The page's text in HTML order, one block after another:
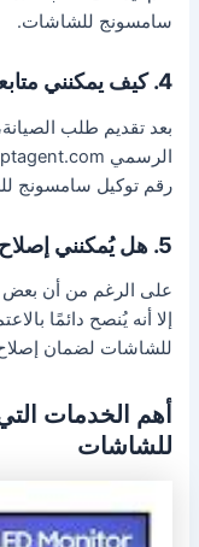
سامسونج للشاشات.
4. كيف يمكنني متابعة حالة طلب الصيانة؟
بعد تقديم طلب
رقم توكيل سامسونج
5. هل يُمكنني إصلاح الشاشة بنفسي؟
على الرغم من أن بعض
إلا أنه يُنصح دائمًا
للشاشات لضمان
أهم الخدمات
للشاشات